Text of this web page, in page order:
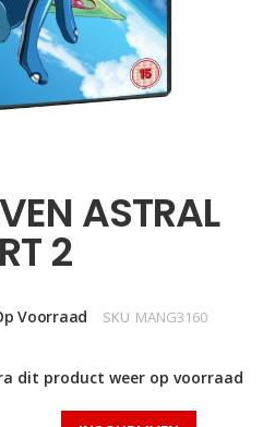
ASTRAL
2
Voorraad SKU MANG3160
dit product weer op voorraad